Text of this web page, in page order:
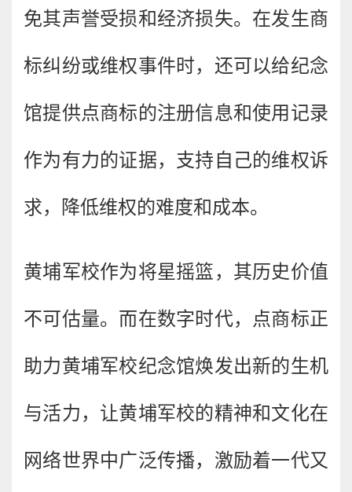
免其声誉受损和经济损失。在发生商
标纠纷或维权事件时，还可以给纪念
馆提供点商标的注册信息和使用记录
作为有力的证据，支持自己的维权诉
求，降低维权的难度和成本。
黄埔军校作为将星摇篮，其历史价值
不可估量。而在数字时代，点商标正
助力黄埔军校纪念馆焕发出新的生机
与活力，让黄埔军校的精神和文化在
网络世界中广泛传播，激励着一代又